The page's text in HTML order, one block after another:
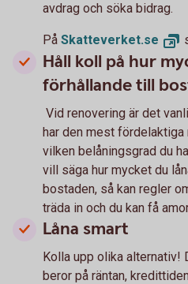
avdrag och söka bidrag.
På Skatteverket.se
Håll koll på hur
förhållande till
Vid renovering är det
har den mest fördelaktiga
vilken belåningsgrad du
vill säga hur mycket du
bostaden, så kan regler
träda in och du kan få
Låna smart
Kolla upp olika alternativ!
beror på räntan,